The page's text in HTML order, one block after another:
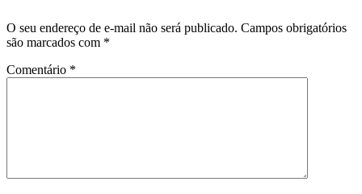
O seu endereço de e-mail não será publicado. Campos obrigatórios
são marcados com *
Comentário *